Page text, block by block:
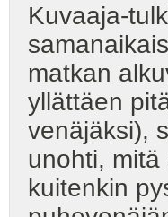
Kuvaaja-
matkan
yllättäen
venäjäksi),
unohti,
kuitenkin